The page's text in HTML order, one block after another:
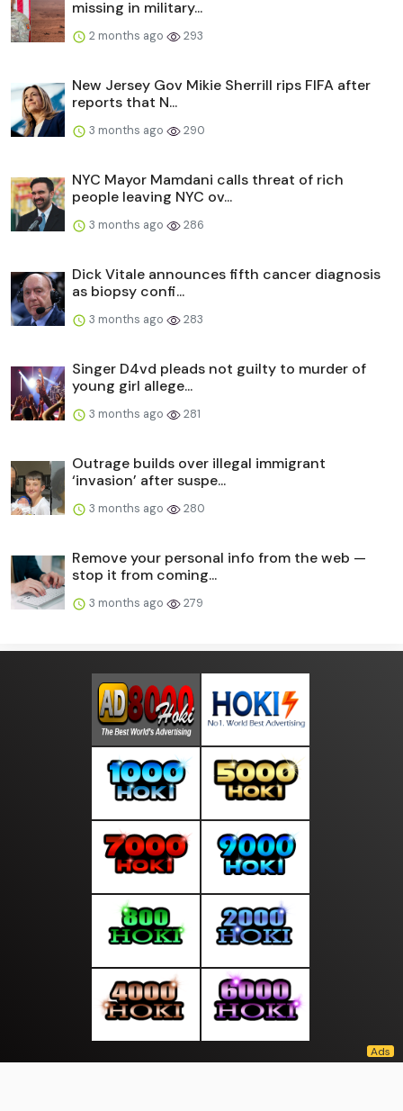
missing in military...
2 months ago 293
New Jersey Gov Mikie Sherrill rips FIFA after
reports that N...
3 months ago 290
NYC Mayor Mamdani calls threat of rich
people leaving NYC ov...
3 months ago 286
Dick Vitale announces fifth cancer diagnosis
as biopsy confi...
3 months ago 283
Singer D4vd pleads not guilty to murder of
young girl allege...
3 months ago 281
Outrage builds over illegal immigrant
‘invasion’ after suspe...
3 months ago 280
Remove your personal info from the web —
stop it from coming...
3 months ago 279